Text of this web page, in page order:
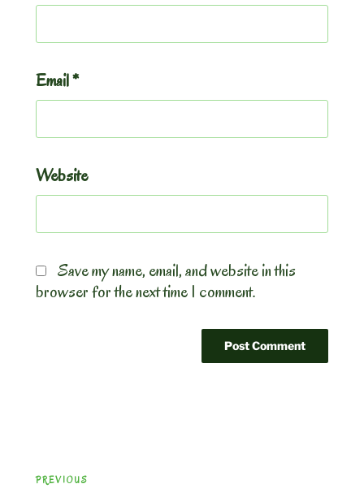
Email*
Website
Save my name, email, and website in this
browser for the next time I comment.
navigation
Previous
PREVIOUS